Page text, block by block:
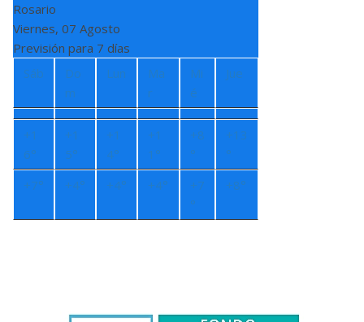
Rosario
Viernes, 07 Agosto
Previsión para 7 días
Sáb
Do
m
Lun
Ma
r
Mi
é
Jue
+1
6°
+1
5°
+1
4°
+1
1°
+8
°
+13
°
+7° +4° +4° +4° +7
°
+8°